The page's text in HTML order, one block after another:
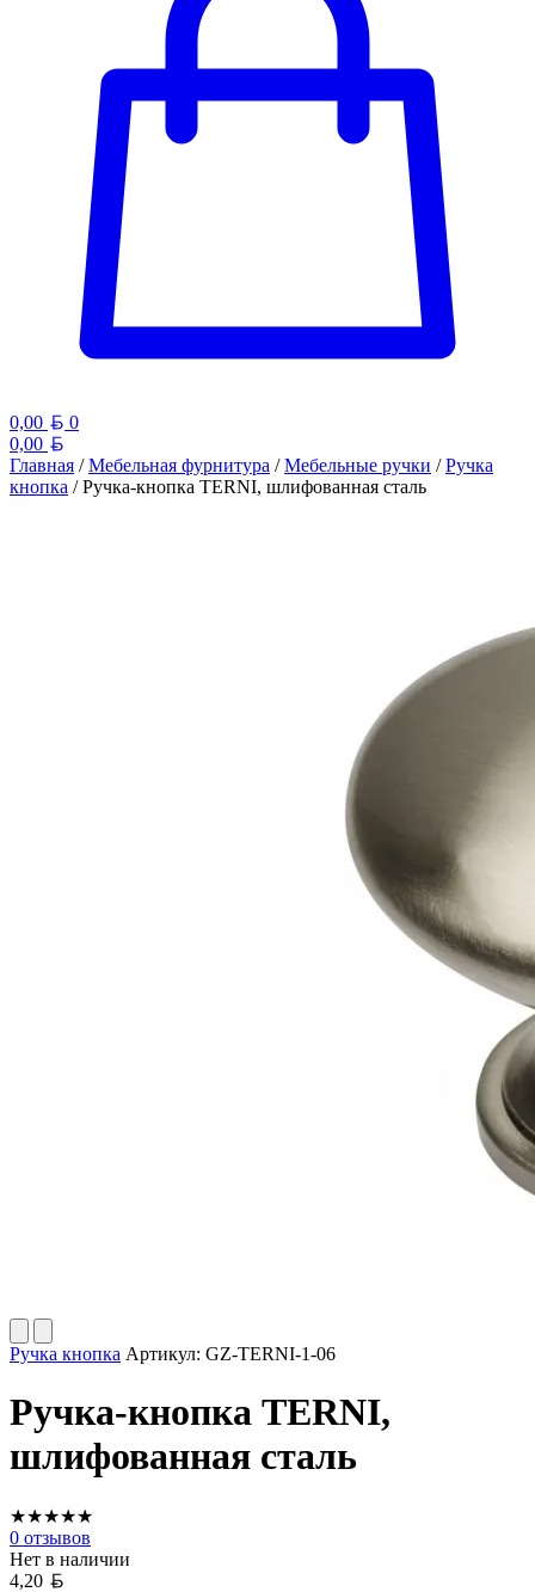
0,00 Белорусский рубль
0
0,00
Главная /Мебельная фурнитура /Мебельные ручки /Ручка
кнопка / Ручка-кнопка TERNI, шлифованная сталь
Ручка кнопка Артикул: GZ-TERNI-1-06
Ручка-кнопка TERNI,
шлифованная сталь
★★★★★
0 отзывов
Нет в наличии
4,20